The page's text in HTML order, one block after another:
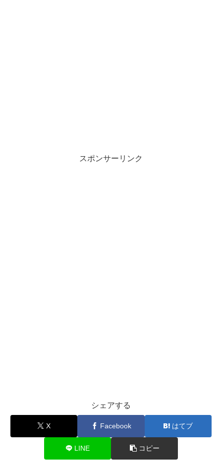
スポンサーリンク
シェアする
X Facebook はてブ
LINE コピー